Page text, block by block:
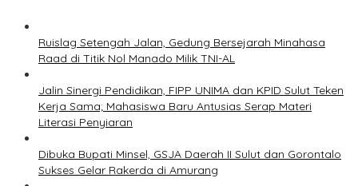
Ruislag Setengah Jalan, Gedung Bersejarah Minahasa
Raad di Titik Nol Manado Milik TNI-AL
Jalin Sinergi Pendidikan, FIPP UNIMA dan KPID Sulut Teken
Kerja Sama; Mahasiswa Baru Antusias Serap Materi
Literasi Penyiaran
Dibuka Bupati Minsel, GSJA Daerah II Sulut dan Gorontalo
Sukses Gelar Rakerda di Amurang